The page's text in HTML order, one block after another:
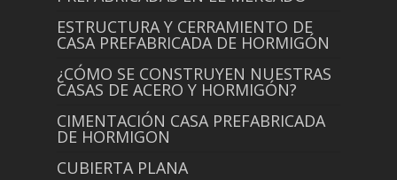
ESTRUCTURA Y CERRAMIENTO DE
CASA PREFABRICADA DE HORMIGÓN
¿CÓMO SE CONSTRUYEN NUESTRAS
CASAS DE ACERO Y HORMIGÓN?
CIMENTACIÓN CASA PREFABRICADA
DE HORMIGON
CUBIERTA PLANA